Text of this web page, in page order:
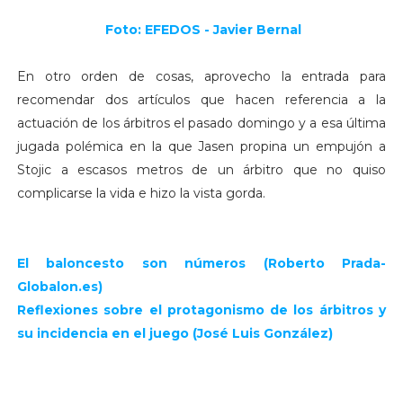
Foto: EFEDOS - Javier Bernal
En otro orden de cosas, aprovecho la entrada para
recomendar dos artículos que hacen referencia a la
actuación de los árbitros el pasado domingo y a esa última
jugada polémica en la que Jasen propina un empujón a
Stojic a escasos metros de un árbitro que no quiso
complicarse la vida e hizo la vista gorda.
El baloncesto son números (Roberto Prada-
Globalon.es)
Reflexiones sobre el protagonismo de los árbitros y
su incidencia en el juego (José Luis González)